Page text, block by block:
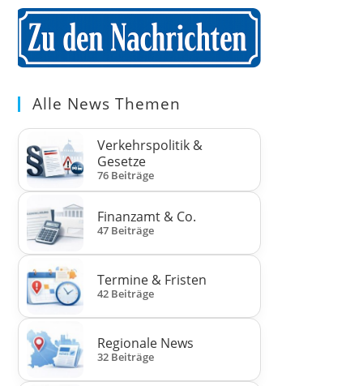
Alle News Themen
Verkehrspolitik &
Gesetze
76 Beiträge
Finanzamt & Co.
47 Beiträge
Termine & Fristen
42 Beiträge
Regionale News
32 Beiträge